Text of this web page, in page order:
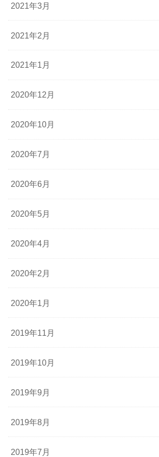
2021年3月
2021年2月
2021年1月
2020年12月
2020年10月
2020年7月
2020年6月
2020年5月
2020年4月
2020年2月
2020年1月
2019年11月
2019年10月
2019年9月
2019年8月
2019年7月